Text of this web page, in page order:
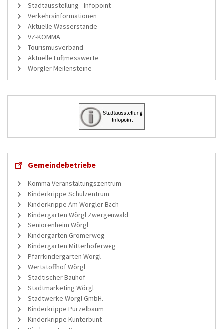
Stadtausstellung - Infopoint
Verkehrsinformationen
Aktuelle Wasserstände
VZ-KOMMA
Tourismusverband
Aktuelle Luftmesswerte
Wörgler Meilensteine
Gemeindebetriebe
Komma Veranstaltungszentrum
Kinderkrippe Schulzentrum
Kinderkrippe Am Wörgler Bach
Kindergarten Wörgl Zwergenwald
Seniorenheim Wörgl
Kindergarten Grömerweg
Kindergarten Mitterhoferweg
Pfarrkindergarten Wörgl
Wertstoffhof Wörgl
Städtischer Bauhof
Stadtmarketing Wörgl
Stadtwerke Wörgl GmbH.
Kinderkrippe Purzelbaum
Kinderkrippe Kunterbunt